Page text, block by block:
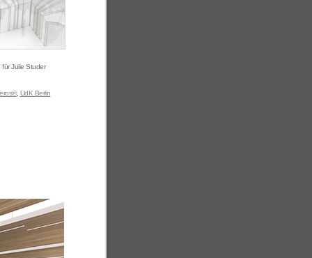
Julie Studer
, UdK Berlin